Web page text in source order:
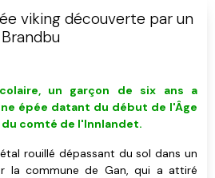
qui a participé aux fouilles.
un garçon de six ans a
épée datant du début de l'Âge
du comté de l'Innlandet.
rouillé dépassant du sol dans un
la commune de Gan, qui a attiré